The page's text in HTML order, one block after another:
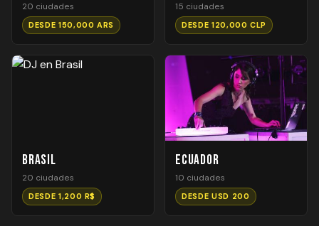
20 ciudades
DESDE 150,000 ARS
15 ciudades
DESDE 120,000 CLP
Brasil
20 ciudades
DESDE 1,200 R$
Ecuador
10 ciudades
DESDE USD 200